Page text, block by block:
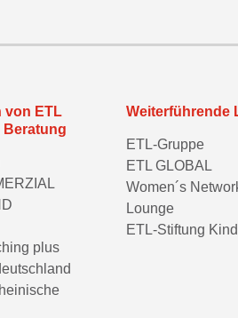
von ETL
Beratung
plus
Weiterführende
ETL-Gruppe
ETL GLOBAL
Women´s
Lounge
ETL-Stiftung